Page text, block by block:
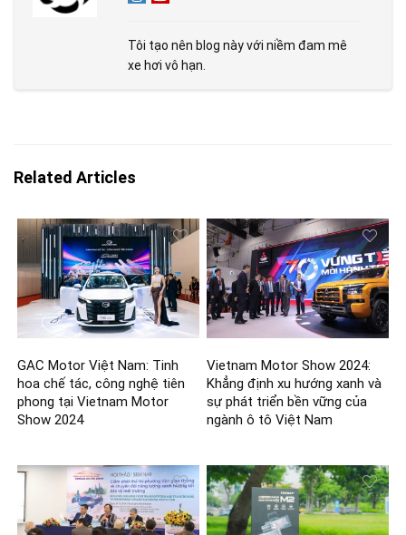
Tôi tạo nên blog này với niềm đam mê
xe hơi vô hạn.
Related Articles
GAC Motor Việt Nam: Tinh
hoa chế tác, công nghệ tiên
phong tại Vietnam Motor
Show 2024
Vietnam Motor Show 2024:
Khẳng định xu hướng xanh và
sự phát triển bền vững của
ngành ô tô Việt Nam